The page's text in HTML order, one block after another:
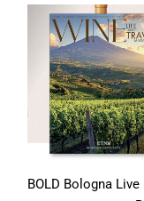
BOLD Bologna